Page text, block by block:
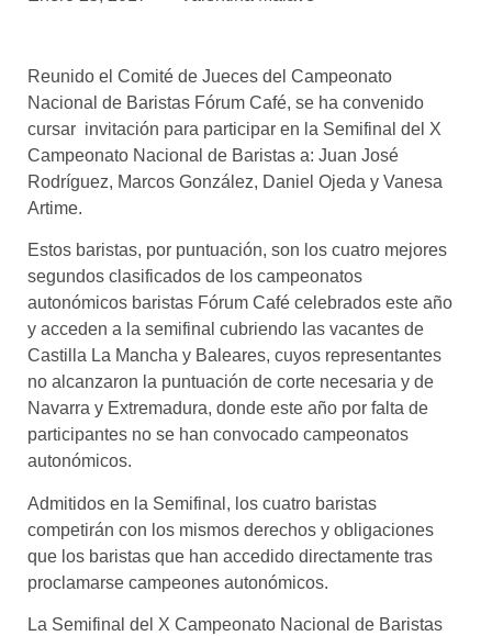
el café siempre tiene
algo nuevo que
enseñarnos
BOLSA DE TRABAJO
¡te imaginas vivir de tu pasión
por el café?
CONTACTO
¡queremos saber
de ti!
Reunido el Comité de Jueces del Campeonato
Nacional de Baristas Fórum Café, se ha convenido
cursar invitación para participar en la Semifinal del X
Campeonato Nacional de Baristas a: Juan José
Rodríguez, Marcos González, Daniel Ojeda y Vanesa
Artime.
Estos baristas, por puntuación, son los cuatro mejores
segundos clasificados de los campeonatos
autonómicos baristas Fórum Café celebrados este año
y acceden a la semifinal cubriendo las vacantes de
Castilla La Mancha y Baleares, cuyos representantes
no alcanzaron la puntuación de corte necesaria y de
Navarra y Extremadura, donde este año por falta de
participantes no se han convocado campeonatos
autonómicos.
Admitidos en la Semifinal, los cuatro baristas
competirán con los mismos derechos y obligaciones
que los baristas que han accedido directamente tras
proclamarse campeones autonómicos.
La Semifinal del X Campeonato Nacional de Baristas